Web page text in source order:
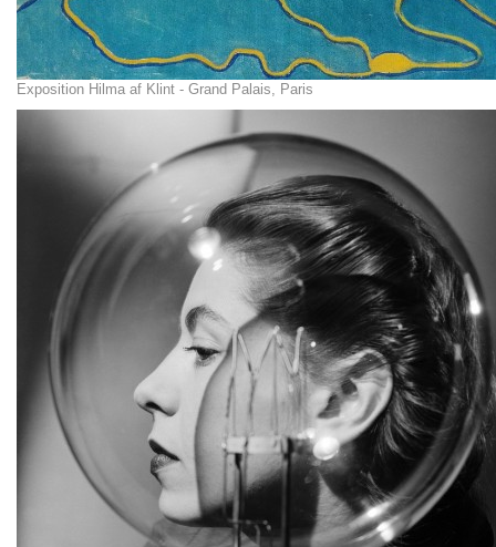
Exposition Hilma af Klint - Grand Palais, Paris